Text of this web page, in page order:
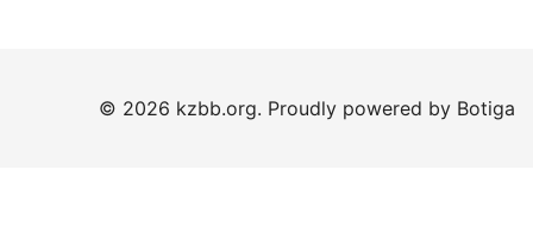
© 2026 kzbb.org. Proudly powered by Botiga